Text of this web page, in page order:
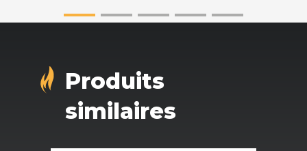
Produits
similaires